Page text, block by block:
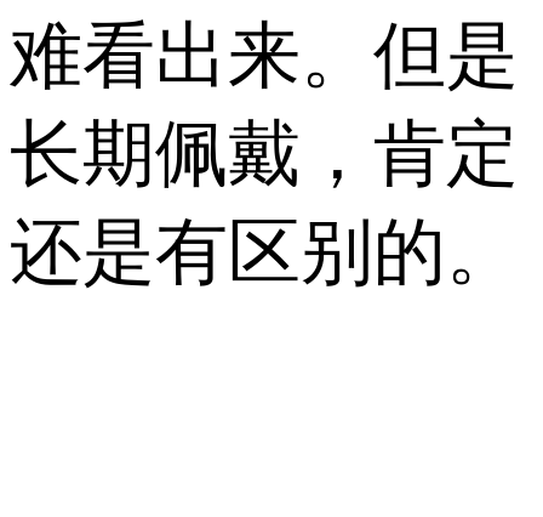
难看出来。但是
长期佩戴，肯定
还是有区别的。